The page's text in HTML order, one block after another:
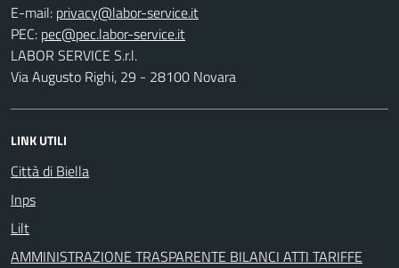
E-mail:
PEC:
LABOR SERVICE S.r.l.
Via Augusto Righi, 29 - 28100 Novara
LINK UTILI
Città di Biella
Inps
Lilt
AMMINISTRAZIONE TRASPARENTE BILANCI ATTI TARIFFE